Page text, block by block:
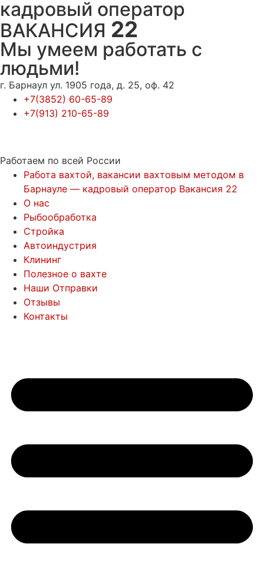
кадровый оператор
ВАКАНСИЯ 22
Мы умеем работать с
людьми!
г. Барнаул ул. 1905 года, д. 25, оф. 42
+7(3852) 60-65-89
+7(913) 210-65-89
Работаем по всей России
Работа вахтой, вакансии вахтовым методом в
Барнауле — кадровый оператор Вакансия 22
О нас
Рыбообработка
Стройка
Автоиндустрия
Клининг
Полезное о вахте
Наши Отправки
Отзывы
Контакты